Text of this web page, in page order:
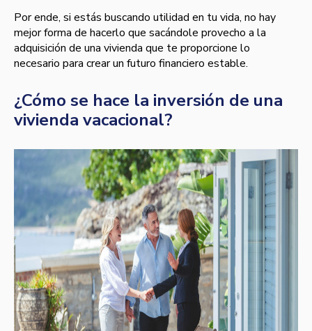
Por ende, si estás buscando utilidad en tu vida, no hay
mejor forma de hacerlo que sacándole provecho a la
adquisición de una vivienda que te proporcione lo
necesario para crear un futuro financiero estable.
¿Cómo se hace la inversión de una
vivienda vacacional?